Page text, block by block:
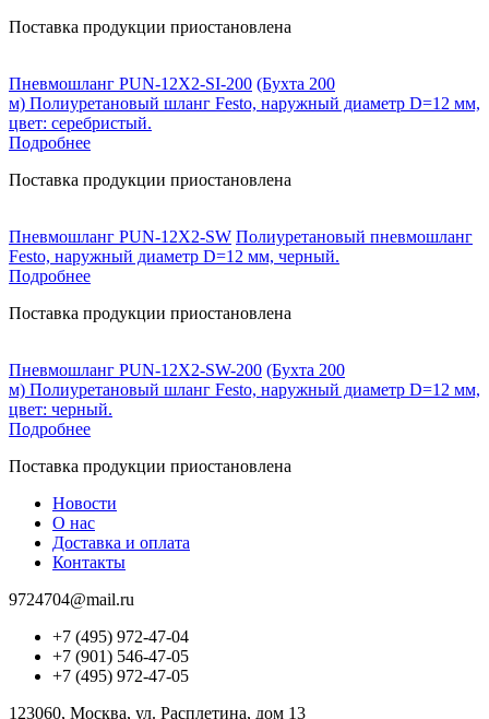
Поставка продукции приостановлена
Пневмошланг PUN-12X2-SI-200 (Бухта 200
м) Полиуретановый шланг Festo, наружный диаметр D=12 мм,
цвет: серебристый.
Подробнее
Поставка продукции приостановлена
Пневмошланг PUN-12X2-SW Полиуретановый пневмошланг
Festo, наружный диаметр D=12 мм, черный.
Подробнее
Поставка продукции приостановлена
Пневмошланг PUN-12X2-SW-200 (Бухта 200
м) Полиуретановый шланг Festo, наружный диаметр D=12 мм,
цвет: черный.
Подробнее
Поставка продукции приостановлена
Новости
О нас
Доставка и оплата
Контакты
9724704@mail.ru
+7 (495) 972-47-04
+7 (901) 546-47-05
+7 (495) 972-47-05
123060, Москва, ул. Расплетина, дом 13